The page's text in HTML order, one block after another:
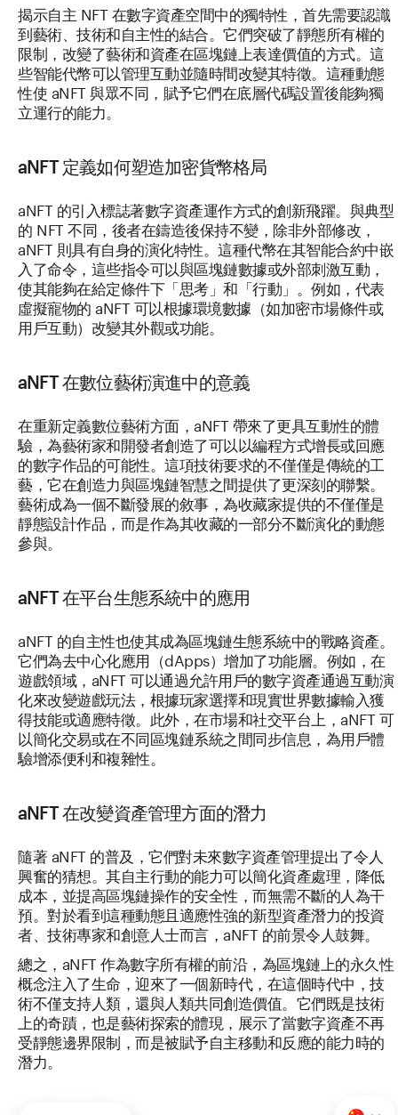
揭示自主 NFT 在數字資產空間中的獨特性，首先需要認識
到藝術、技術和自主性的結合。它們突破了靜態所有權的
限制，改變了藝術和資產在區塊鏈上表達價值的方式。這
些智能代幣可以管理互動並隨時間改變其特徵。這種動態
性使 aNFT 與眾不同，賦予它們在底層代碼設置後能夠獨
立運行的能力。
aNFT 定義如何塑造加密貨幣格局
aNFT 的引入標誌著數字資產運作方式的創新飛躍。與典型
的 NFT 不同，後者在鑄造後保持不變，除非外部修改，
aNFT 則具有自身的演化特性。這種代幣在其智能合約中嵌
入了命令，這些指令可以與區塊鏈數據或外部刺激互動，
使其能夠在給定條件下「思考」和「行動」。例如，代表
虛擬寵物的 aNFT 可以根據環境數據（如加密市場條件或
用戶互動）改變其外觀或功能。
aNFT 在數位藝術演進中的意義
在重新定義數位藝術方面，aNFT 帶來了更具互動性的體
驗，為藝術家和開發者創造了可以以編程方式增長或回應
的數字作品的可能性。這項技術要求的不僅僅是傳統的工
藝，它在創造力與區塊鏈智慧之間提供了更深刻的聯繫。
藝術成為一個不斷發展的敘事，為收藏家提供的不僅僅是
靜態設計作品，而是作為其收藏的一部分不斷演化的動態
參與。
aNFT 在平台生態系統中的應用
aNFT 的自主性也使其成為區塊鏈生態系統中的戰略資產。
它們為去中心化應用（dApps）增加了功能層。例如，在
遊戲領域，aNFT 可以通過允許用戶的數字資產通過互動演
化來改變遊戲玩法，根據玩家選擇和現實世界數據輸入獲
得技能或適應特徵。此外，在市場和社交平台上，aNFT 可
以簡化交易或在不同區塊鏈系統之間同步信息，為用戶體
驗增添便利和複雜性。
aNFT 在改變資產管理方面的潛力
隨著 aNFT 的普及，它們對未來數字資產管理提出了令人
興奮的猜想。其自主行動的能力可以簡化資產處理，降低
成本，並提高區塊鏈操作的安全性，而無需不斷的人為干
預。對於看到這種動態且適應性強的新型資產潛力的投資
者、技術專家和創意人士而言，aNFT 的前景令人鼓舞。
總之，aNFT 作為數字所有權的前沿，為區塊鏈上的永久性
概念注入了生命，迎來了一個新時代，在這個時代中，技
術不僅支持人類，還與人類共同創造價值。它們既是技術
上的奇蹟，也是藝術探索的體現，展示了當數字資產不再
受靜態邊界限制，而是被賦予自主移動和反應的能力時的
潛力。